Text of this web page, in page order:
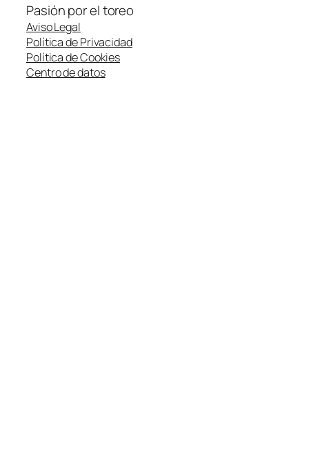
Pasión por el toreo
Aviso Legal
Política de Privacidad
Política de Cookies
Centro de datos